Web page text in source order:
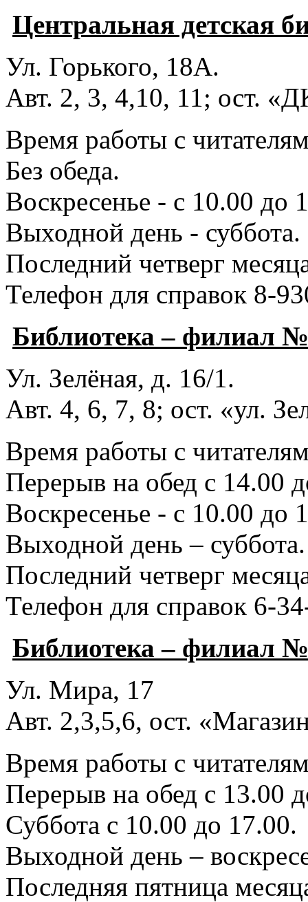
Центральная детская
Ул. Горького, 18А.
Авт. 2, 3, 4,10, 11; ост.
Время работы с
Без обеда.
Воскресенье - с 10.00 до
Выходной день - суббота.
Последний четверг
Телефон для справок 8-
Библиотека – филиал
Ул. Зелёная, д. 16/1.
Авт. 4, 6, 7, 8; ост. «ул.
Время работы с
Перерыв на обед с 14.00
Воскресенье - с 10.00 до
Выходной день – суббота.
Последний четверг
Телефон для справок 6-
Библиотека – филиал
Ул. Мира, 17
Авт. 2,3,5,6, ост.
Время работы с
Перерыв на обед с 13.00
Суббота с 10.00 до 17.00.
Выходной день –
Последняя пятница